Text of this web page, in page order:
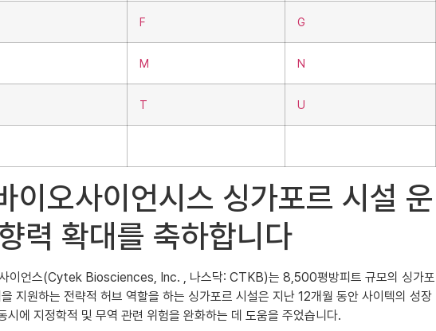
F G
M N
T U
오사이언시스 싱가포르 시설 운
력 확대를 축하합니다
이언스(Cytek Biosciences, Inc. , 나스닥: CTKB)는 8,500평방피트 규모의 싱가포
지원하는 전략적 허브 역할을 하는 싱가포르 시설은 지난 12개월 동안 사이텍의 성장
에 지정학적 및 무역 관련 위험을 완화하는 데 도움을 주었습니다.